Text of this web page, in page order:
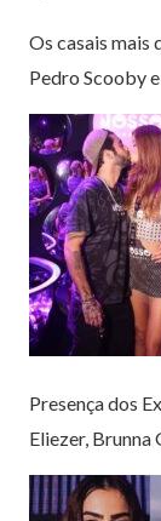
Os casais mais
Pedro Scooby
Presença dos
Eliezer, Brunna